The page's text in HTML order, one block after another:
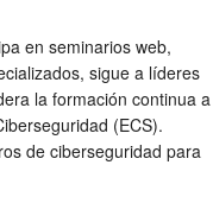
en seminarios web,
sigue a líderes
la formación continua a
(ECS).
de ciberseguridad para